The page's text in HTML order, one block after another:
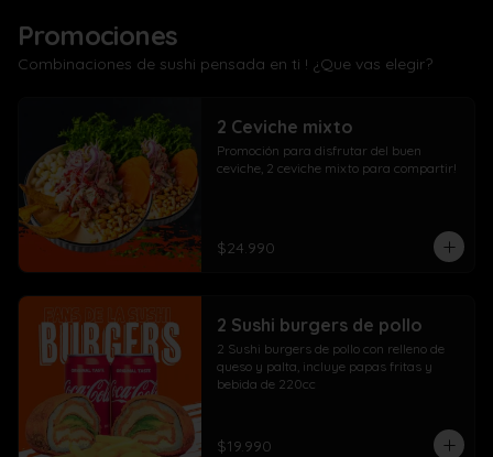
Promociones
Combinaciones de sushi pensada en ti ! ¿Que vas elegir?
2 Ceviche mixto
Promoción para disfrutar del buen
ceviche, 2 ceviche mixto para compartir!
$24.990
2 Sushi burgers de pollo
2 Sushi burgers de pollo con relleno de
queso y palta, incluye papas fritas y
bebida de 220cc
$19.990